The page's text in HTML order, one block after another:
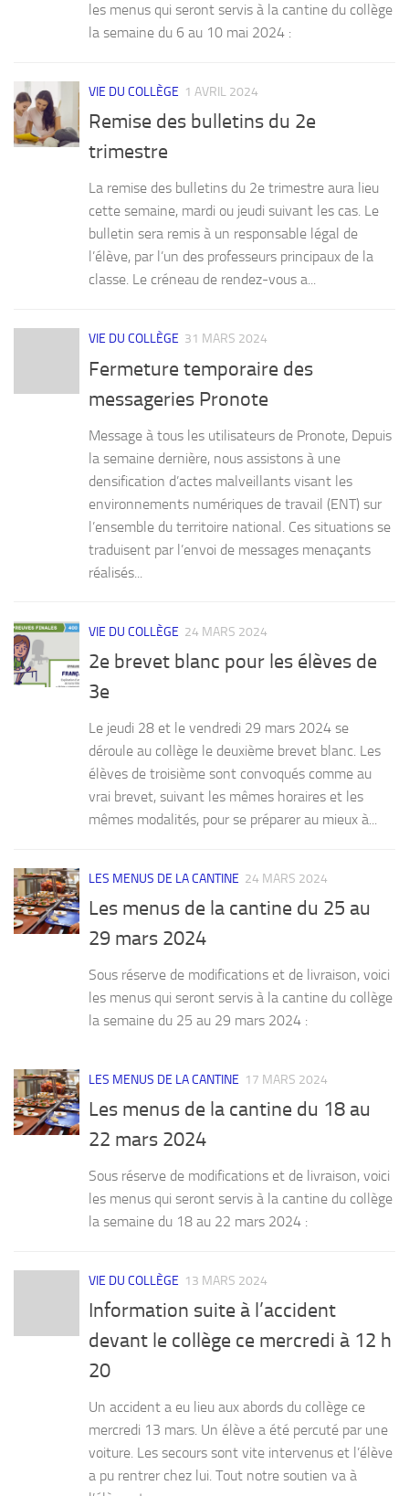
les menus qui seront servis à la cantine du collège
la semaine du 6 au 10 mai 2024 :
VIE DU COLLÈGE 1 AVRIL 2024
Remise des bulletins du 2e
trimestre
La remise des bulletins du 2e trimestre aura lieu
cette semaine, mardi ou jeudi suivant les cas. Le
bulletin sera remis à un responsable légal de
l’élève, par l’un des professeurs principaux de la
classe. Le créneau de rendez-vous a...
VIE DU COLLÈGE 31 MARS 2024
Fermeture temporaire des
messageries Pronote
Message à tous les utilisateurs de Pronote, Depuis
la semaine dernière, nous assistons à une
densification d’actes malveillants visant les
environnements numériques de travail (ENT) sur
l’ensemble du territoire national. Ces situations se
traduisent par l’envoi de messages menaçants
réalisés...
VIE DU COLLÈGE 24 MARS 2024
2e brevet blanc pour les élèves de
3e
Le jeudi 28 et le vendredi 29 mars 2024 se
déroule au collège le deuxième brevet blanc. Les
élèves de troisième sont convoqués comme au
vrai brevet, suivant les mêmes horaires et les
mêmes modalités, pour se préparer au mieux à...
LES MENUS DE LA CANTINE 24 MARS 2024
Les menus de la cantine du 25 au
29 mars 2024
Sous réserve de modifications et de livraison, voici
les menus qui seront servis à la cantine du collège
la semaine du 25 au 29 mars 2024 :
LES MENUS DE LA CANTINE 17 MARS 2024
Les menus de la cantine du 18 au
22 mars 2024
Sous réserve de modifications et de livraison, voici
les menus qui seront servis à la cantine du collège
la semaine du 18 au 22 mars 2024 :
VIE DU COLLÈGE 13 MARS 2024
Information suite à l’accident
devant le collège ce mercredi à 12 h
20
Un accident a eu lieu aux abords du collège ce
mercredi 13 mars. Un élève a été percuté par une
voiture. Les secours sont vite intervenus et l’élève
a pu rentrer chez lui. Tout notre soutien va à